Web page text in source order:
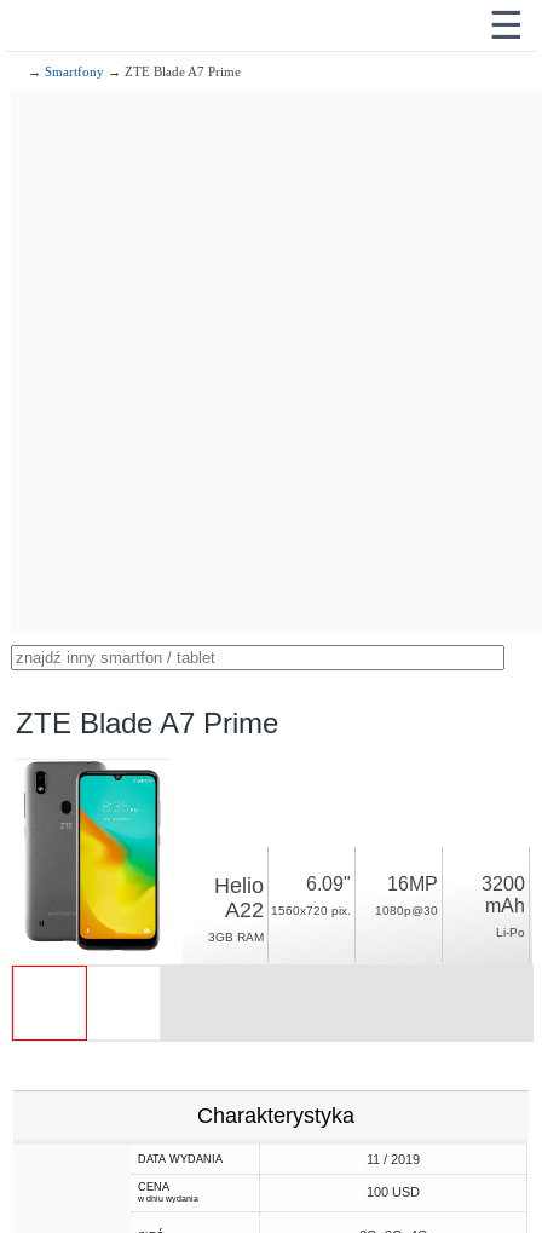
☰
→Smartfony → ZTE Blade A7 Prime
ZTE Blade A7 Prime
Helio
A22
3GB RAM
6.09"
1560x720 pix.
16MP
1080p@30
3200
mAh
Li-Po
Charakterystyka
DATA WYDANIA 11 / 2019
CENA
w dniu wydania 100 USD